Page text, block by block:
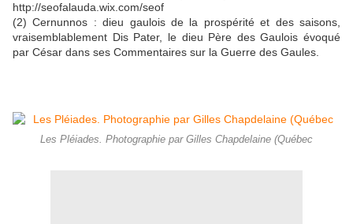
http://seofalauda.wix.com/seof
(2) Cernunnos : dieu gaulois de la prospérité et des saisons,
vraisemblablement Dis Pater, le dieu Père des Gaulois évoqué
par César dans ses Commentaires sur la Guerre des Gaules.
Les Pléiades. Photographie par Gilles Chapdelaine (Québec